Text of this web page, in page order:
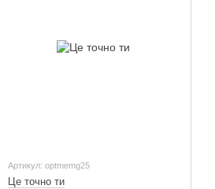
Артикул: optmemg25
Це точно ти